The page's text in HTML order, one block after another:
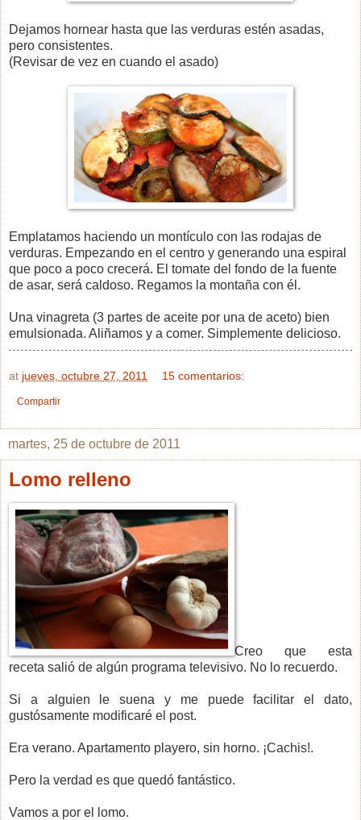
Dejamos hornear hasta que las verduras estén asadas,
pero consistentes.
(Revisar de vez en cuando el asado)
Emplatamos haciendo un montículo con las rodajas de
verduras. Empezando en el centro y generando una espiral
que poco a poco crecerá. El tomate del fondo de la fuente
de asar, será caldoso. Regamos la montaña con él.
Una vinagreta (3 partes de aceite por una de aceto) bien
emulsionada. Aliñamos y a comer. Simplemente delicioso.
at jueves, octubre 27, 2011 15 comentarios:
Compartir
martes, 25 de octubre de 2011
Lomo relleno
Creo que esta
receta salió de algún programa televisivo. No lo recuerdo.
Si a alguien le suena y me puede facilitar el dato,
gustósamente modificaré el post.
Era verano. Apartamento playero, sin horno. ¡Cachis!.
Pero la verdad es que quedó fantástico.
Vamos a por el lomo.